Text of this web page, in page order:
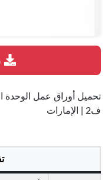
تحميل أوراق عمل الوحدة
ف2 | الإمارات